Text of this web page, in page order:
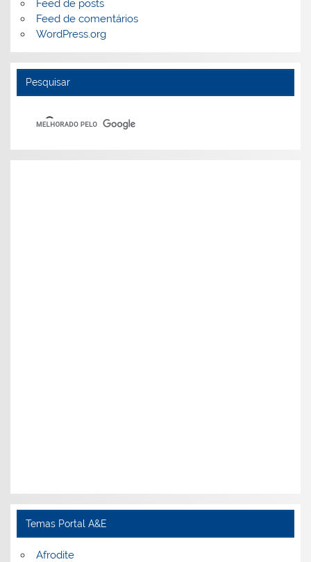
Feed de posts
Feed de comentários
WordPress.org
Pesquisar
Temas Portal A&E
Afrodite